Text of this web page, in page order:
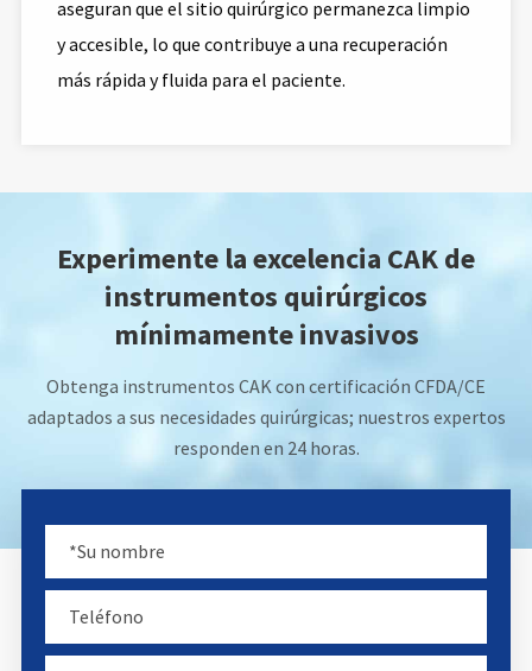
aseguran que el sitio quirúrgico permanezca limpio
y accesible, lo que contribuye a una recuperación
más rápida y fluida para el paciente.
Experimente la excelencia CAK de
instrumentos quirúrgicos
mínimamente invasivos
Obtenga instrumentos CAK con certificación CFDA/CE
adaptados a sus necesidades quirúrgicas; nuestros expertos
responden en 24 horas.